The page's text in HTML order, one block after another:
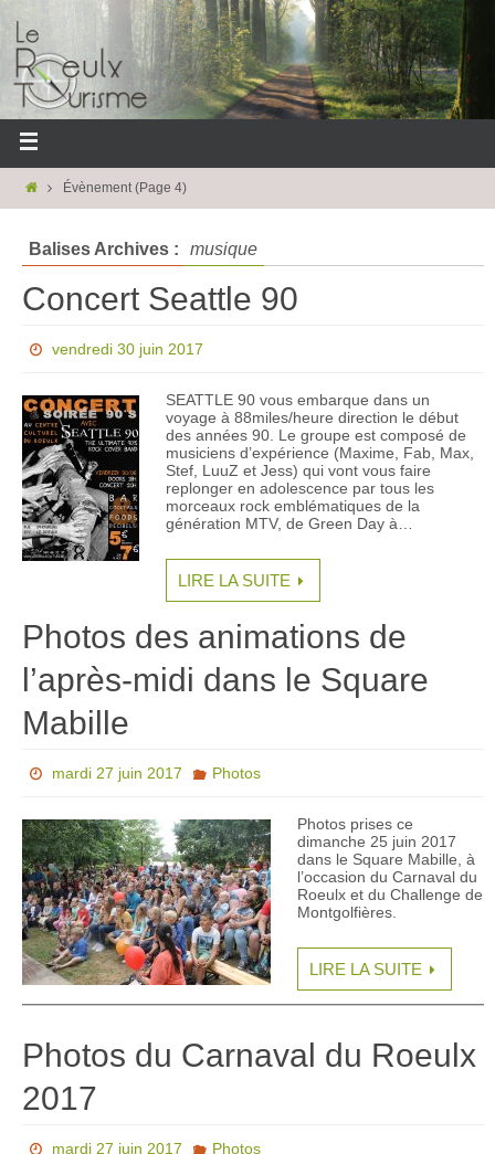
Évènement(Page 4)
Balises Archives : musique
Concert Seattle 90
vendredi 30 juin 2017
SEATTLE 90 vous embarque dans un
voyage à 88miles/heure direction le début
des années 90. Le groupe est composé de
musiciens d’expérience (Maxime, Fab, Max,
Stef, LuuZ et Jess) qui vont vous faire
replonger en adolescence par tous les
morceaux rock emblématiques de la
génération MTV, de Green Day à…
LIRE LA SUITE
Photos des animations de
l’après-midi dans le Square
Mabille
mardi 27 juin 2017 Photos
Photos prises ce
dimanche 25 juin 2017
dans le Square Mabille, à
l’occasion du Carnaval du
Roeulx et du Challenge de
Montgolfières.
LIRE LA SUITE
Photos du Carnaval du Roeulx
2017
mardi 27 juin 2017 Photos